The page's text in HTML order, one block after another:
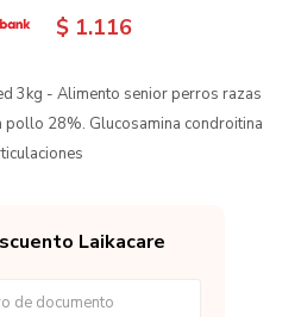
$ 1.116
3kg - Alimento senior perros razas
pollo 28%. Glucosamina condroitina
Laikacare